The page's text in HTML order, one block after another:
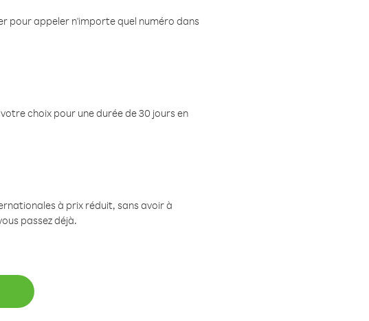
pour appeler n'importe quel numéro dans
choix pour une durée de 30 jours en
à prix réduit, sans avoir à
passez déjà.